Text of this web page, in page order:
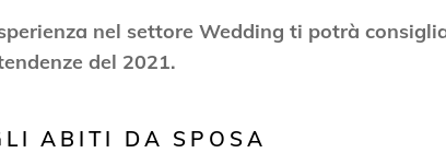
nel settore Wedding ti potrà
del 2021.
ABITI DA SPOSA